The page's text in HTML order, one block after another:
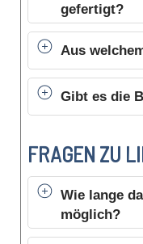
gefertigt?
Aus
Gibt es die
FRAGEN ZU
Wie lange
möglich?